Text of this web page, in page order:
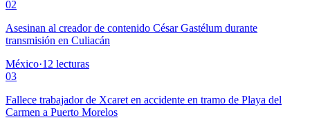
02
Asesinan al creador de contenido César Gastélum durante
transmisión en Culiacán
México·12 lecturas
03
Fallece trabajador de Xcaret en accidente en tramo de Playa del
Carmen a Puerto Morelos